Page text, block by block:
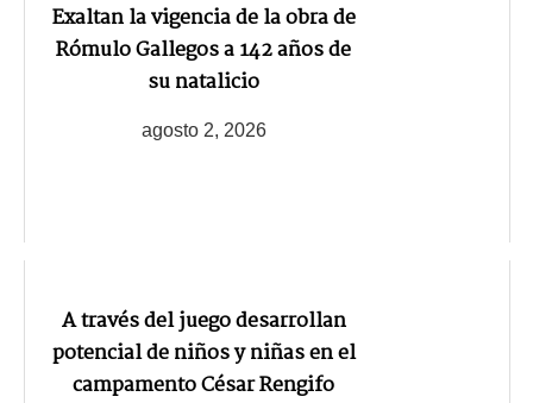
Exaltan la vigencia de la obra de
Rómulo Gallegos a 142 años de
su natalicio
agosto 2, 2026
A través del juego desarrollan
potencial de niños y niñas en el
campamento César Rengifo